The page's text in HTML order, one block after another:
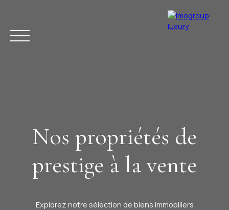
ACHETER VENDRE ESTIMER LOUER LA RÉGION
Nos propriétés de
prestige à la vente
Explorez notre sélection de biens immobiliers